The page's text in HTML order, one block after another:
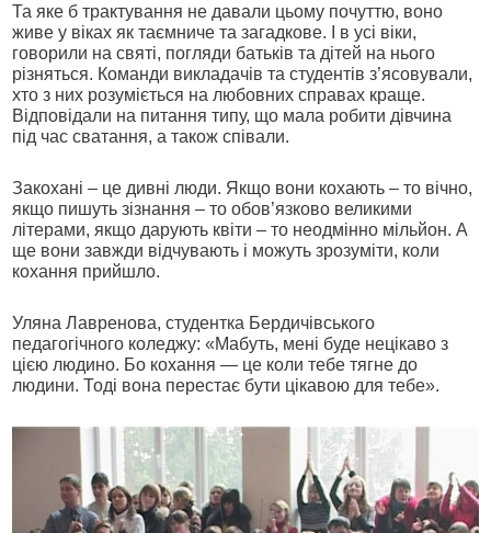
Та яке б трактування не давали цьому почуттю, воно
живе у віках як таємниче та загадкове. І в усі віки,
говорили на святі, погляди батьків та дітей на нього
різняться. Команди викладачів та студентів з’ясовували,
хто з них розуміється на любовних справах краще.
Відповідали на питання типу, що мала робити дівчина
під час сватання, а також співали.
Закохані – це дивні люди. Якщо вони кохають – то вічно,
якщо пишуть зізнання – то обов’язково великими
літерами, якщо дарують квіти – то неодмінно мільйон. А
ще вони завжди відчувають і можуть зрозуміти, коли
кохання прийшло.
Уляна Лавренова, студентка Бердичівського
педагогічного коледжу: «Мабуть, мені буде нецікаво з
цією людино. Бо кохання — це коли тебе тягне до
людини. Тоді вона перестає бути цікавою для тебе».